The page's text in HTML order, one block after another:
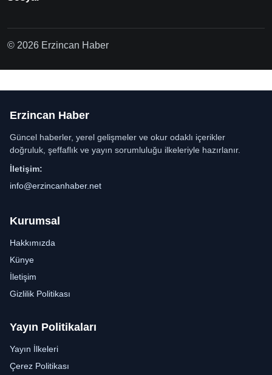
© 2026 Erzincan Haber
Erzincan Haber
Güncel haberler, yerel gelişmeler ve okur odaklı içerikler
doğruluk, şeffaflık ve yayın sorumluluğu ilkeleriyle hazırlanır.
İletişim:
info@erzincanhaber.net
Kurumsal
Hakkımızda
Künye
İletişim
Gizlilik Politikası
Yayın Politikaları
Yayın İlkeleri
Çerez Politikası